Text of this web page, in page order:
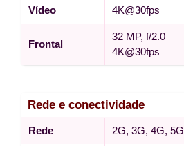
Vídeo 4K@30fps
Frontal
32 MP, f/2.0
4K@30fps
Rede e conectividade
Rede 2G, 3G, 4G, 5G